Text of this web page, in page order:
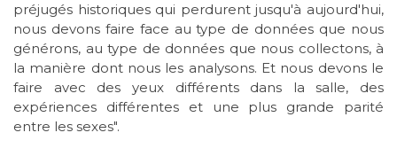
préjugés historiques qui perdurent jusqu'à aujourd'hui,
nous devons faire face au type de données que nous
générons, au type de données que nous collectons, à
la manière dont nous les analysons. Et nous devons le
faire avec des yeux différents dans la salle, des
expériences différentes et une plus grande parité
entre les sexes".